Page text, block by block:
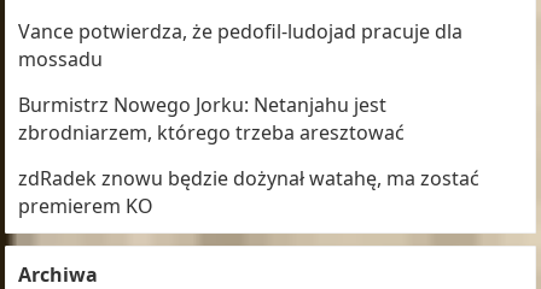
Vance potwierdza, że pedofil-ludojad pracuje dla
mossadu
Burmistrz Nowego Jorku: Netanjahu jest
zbrodniarzem, którego trzeba aresztować
zdRadek znowu będzie dożynał watahę, ma zostać
premierem KO
Archiwa